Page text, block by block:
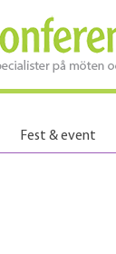
Fest & event